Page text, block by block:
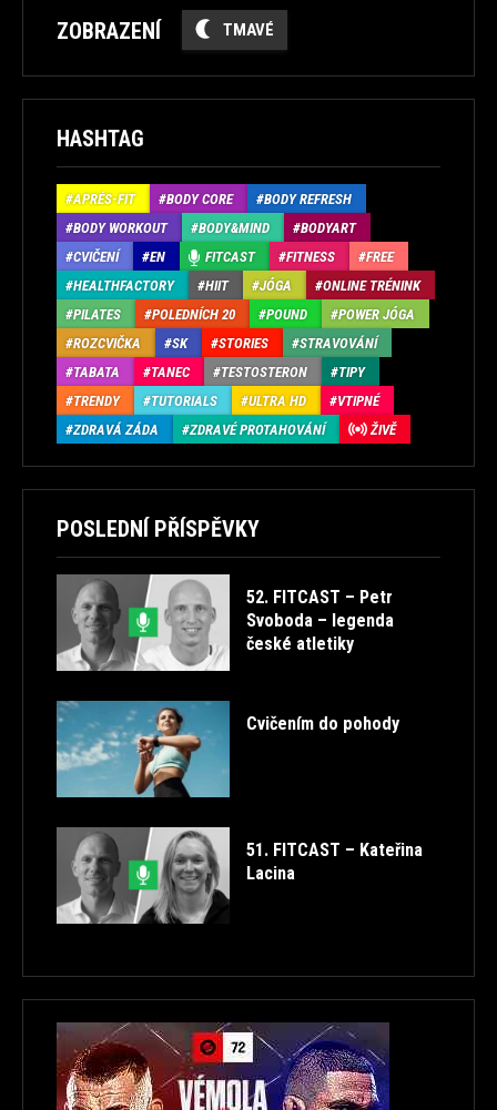
ZOBRAZENÍ TMAVÉ
HASHTAG
APRÉS-FIT BODY CORE
BODY REFRESH
BODY WORKOUT
BODY&MIND
BODYART
CVIČENÍ
EN FITCAST FITNESS
FREE
HEALTHFACTORY
HIIT JÓGA
ONLINE TRÉNINK
PILATES
POLEDNÍCH 20 POUND
POWER JÓGA
ROZCVIČKA
SK STORIES
STRAVOVÁNÍ
TABATA
TANEC TESTOSTERON
TIPY
TRENDY
TUTORIALS ULTRA HD
VTIPNÉ
ZDRAVÁ ZÁDA
ZDRAVÉ PROTAHOVÁNÍ ŽIVĚ
POSLEDNÍ PŘÍSPĚVKY
52. FITCAST – Petr
Svoboda – legenda
české atletiky
Cvičením do pohody
51. FITCAST – Kateřina
Lacina